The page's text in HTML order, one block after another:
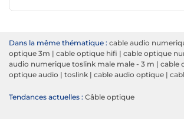
Dans la même thématique : cable audio
optique 3m | cable optique hifi | cable optique
audio numerique toslink male male - 3 m | cable
optique audio | toslink | cable audio optique |
Tendances actuelles : Câble optique